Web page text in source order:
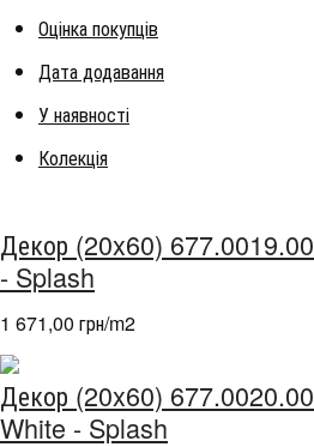
Оцінка покупців
Дата додавання
У наявності
Колекція
Декор (20x60)
- Splash
1 671,00 грн/m2
Декор (20x60)
White - Splash